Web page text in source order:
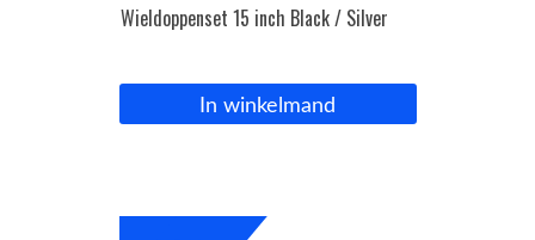
Wieldoppenset 15 inch Black / Silver
In winkelmand